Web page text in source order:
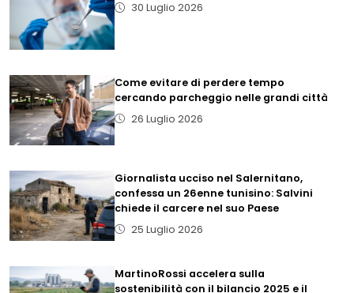
30 Luglio 2026
Come evitare di perdere tempo
cercando parcheggio nelle grandi città
26 Luglio 2026
Giornalista ucciso nel Salernitano,
confessa un 26enne tunisino: Salvini
chiede il carcere nel suo Paese
25 Luglio 2026
MartinoRossi accelera sulla
sostenibilità con il bilancio 2025 e il